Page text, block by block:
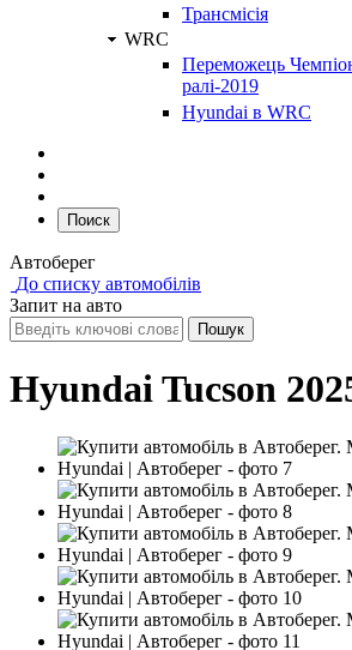
Трансмісія
WRC
Переможець
ралі-2019
Hyundai в WRC
Поиск
Автоберег
До списку автомобілів
Запит на авто
Hyundai Tucson